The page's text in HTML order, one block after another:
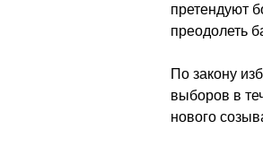
претендуют
преодолеть
По закону
выборов в
нового